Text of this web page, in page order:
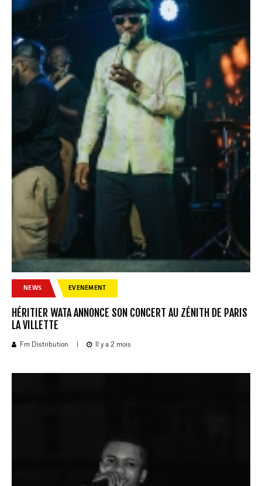
NEWS EVENEMENT
HÉRITIER WATA ANNONCE SON CONCERT AU ZÉNITH DE PARIS
LA VILLETTE
Fm Distribution Il y a 2 mois